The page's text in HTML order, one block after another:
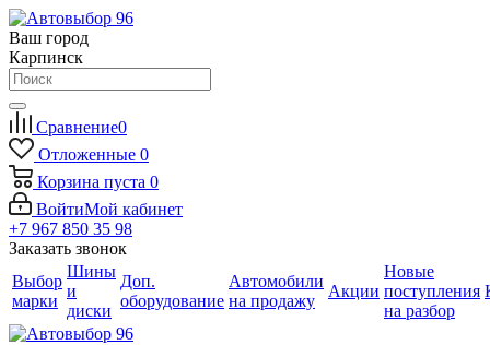
Ваш город
Карпинск
Сравнение0
Отложенные 0
Корзина пуста 0
ВойтиМой кабинет
+7 967 850 35 98
Заказать звонок
Выбор
марки
Шины
и
диски
Доп.
оборудование
Автомобили
на продажу
Акции
Новые
поступления
на разбор